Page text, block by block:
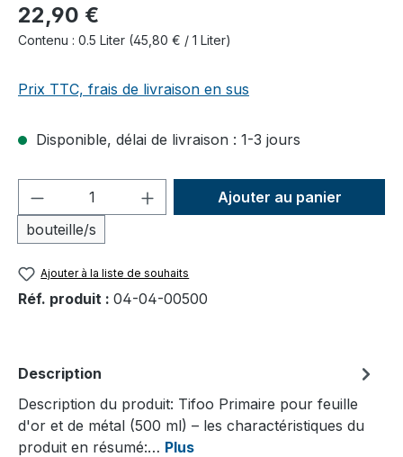
22,90 €
Contenu : 0.5 Liter (45,80 € / 1 Liter)
Prix TTC, frais de livraison en sus
Disponible, délai de livraison : 1-3 jours
Quantité de produit : Entrez la
bouteille/s
Ajouter au panier
Ajouter à la liste de souhaits
Réf. produit : 04-04-00500
Description
Description du produit: Tifoo Primaire pour feuille
d'or et de métal (500 ml) – les charactéristiques du
produit en résumé:… Plus